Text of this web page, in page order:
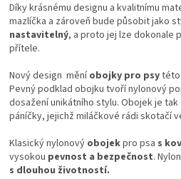
Díky krásnému designu a kvalitnímu
mazlíčka a zároveň bude působit jako
nastavitelný, a proto jej lze dokonale
přítele.
Nový design mění obojky pro psytéto
Pevný podklad obojku tvoří nylonový
dosažení unikátního stylu. Obojek je
páníčky, jejichž miláčkové rádi skotačí
Klasický nylonový obojekpro psa s
vysokou pevnost a bezpečnost.
s dlouhou životností.